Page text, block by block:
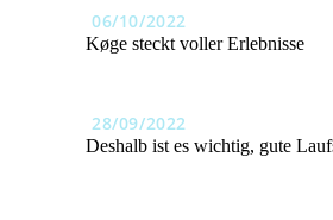
06/10/2022
Køge steckt voller Erlebnisse
28/09/2022
Deshalb ist es wichtig, gute